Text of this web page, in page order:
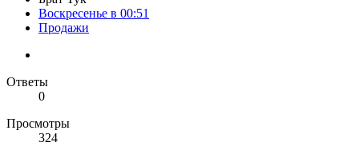
Воскресенье в 00:51
Продажи
Ответы
0
Просмотры
324